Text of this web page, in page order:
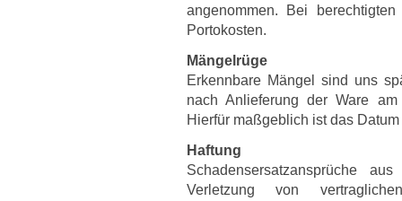
angenommen. Bei
Portokosten.
Mängelrüge
Erkennbare Mängel sind uns
nach Anlieferung der Ware am
Hierfür maßgeblich ist das
Haftung
Schadensersatzansprüche
Verletzung von